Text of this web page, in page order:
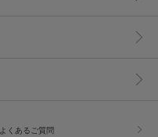
よくあるご質問